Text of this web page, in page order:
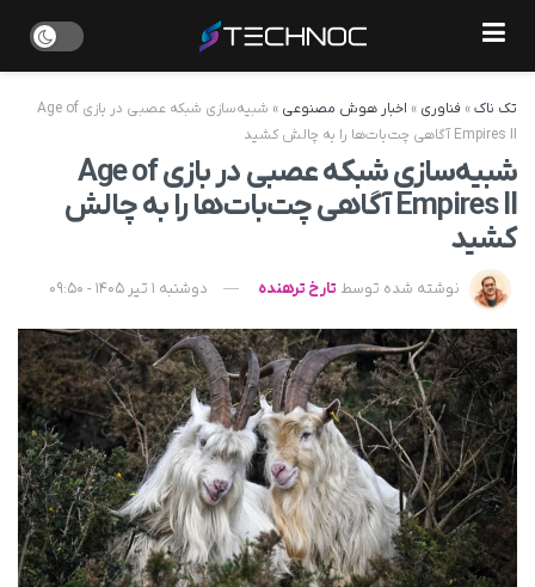
تک ناک» فناوری » اخبار هوش مصنوعی »
شبیه‌سازی شبکه‌ عصبی در بازی Age of
Empires II آگاهی چت‌بات‌ها را به چالش کشید
شبیه‌سازی شبکه‌ عصبی در بازی Age of
Empires II آگاهی چت‌بات‌ها را به چالش
کشید
نوشته شده توسط تارخ ترهنده دوشنبه 1 تیر 1405 - 09:50